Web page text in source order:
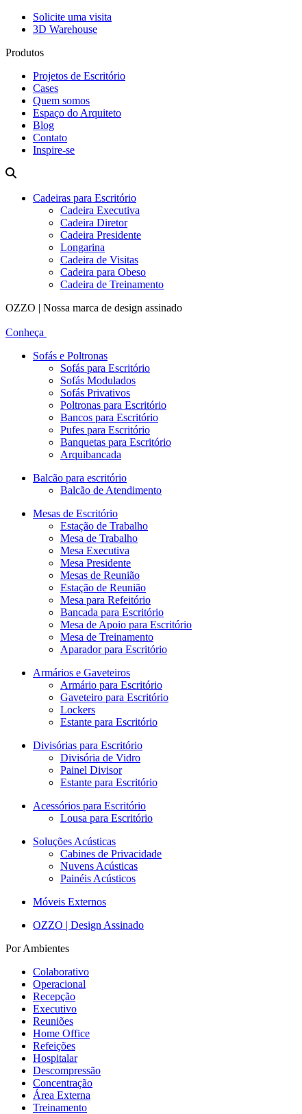
Solicite uma visita
3D Warehouse
Produtos
Projetos de Escritório
Cases
Quem somos
Espaço do Arquiteto
Blog
Contato
Inspire-se
Cadeiras para Escritório
Cadeira Executiva
Cadeira Diretor
Cadeira Presidente
Longarina
Cadeira de Visitas
Cadeira para Obeso
Cadeira de Treinamento
OZZO | Nossa marca de design assinado
Conheça
Sofás e Poltronas
Sofás para Escritório
Sofás Modulados
Sofás Privativos
Poltronas para Escritório
Bancos para Escritório
Pufes para Escritório
Banquetas para Escritório
Arquibancada
Balcão para escritório
Balcão de Atendimento
Mesas de Escritório
Estação de Trabalho
Mesa de Trabalho
Mesa Executiva
Mesa Presidente
Mesas de Reunião
Estação de Reunião
Mesa para Refeitório
Bancada para Escritório
Mesa de Apoio para Escritório
Mesa de Treinamento
Aparador para Escritório
Armários e Gaveteiros
Armário para Escritório
Gaveteiro para Escritório
Lockers
Estante para Escritório
Divisórias para Escritório
Divisória de Vidro
Painel Divisor
Estante para Escritório
Acessórios para Escritório
Lousa para Escritório
Soluções Acústicas
Cabines de Privacidade
Nuvens Acústicas
Painéis Acústicos
Móveis Externos
OZZO | Design Assinado
Por Ambientes
Colaborativo
Operacional
Recepção
Executivo
Reuniões
Home Office
Refeições
Hospitalar
Descompressão
Concentração
Área Externa
Treinamento